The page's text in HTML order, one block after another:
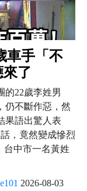
車手「不
了
的22歲李姓男
仍不斷作惡，然
果語出驚人表
，竟然變成慘烈
中市一名黃姓
2026-08-03